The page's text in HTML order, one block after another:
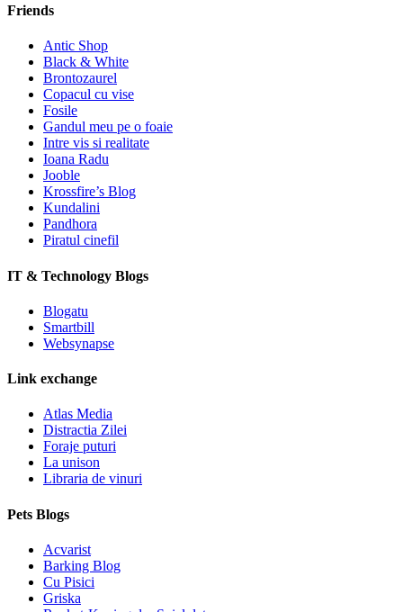
Friends
Antic Shop
Black & White
Brontozaurel
Copacul cu vise
Fosile
Gandul meu pe o foaie
Intre vis si realitate
Ioana Radu
Jooble
Krossfire’s Blog
Kundalini
Pandhora
Piratul cinefil
IT & Technology Blogs
Blogatu
Smartbill
Websynapse
Link exchange
Atlas Media
Distractia Zilei
Foraje puturi
La unison
Libraria de vinuri
Pets Blogs
Acvarist
Barking Blog
Cu Pisici
Griska